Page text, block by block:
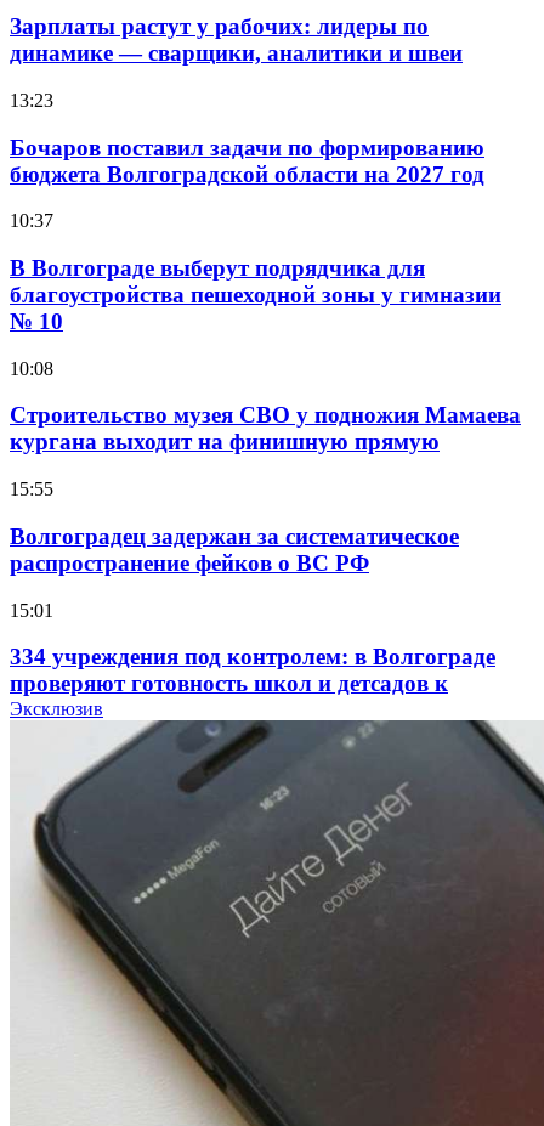
Зарплаты растут у рабочих: лидеры по
динамике — сварщики, аналитики и швеи
13:23
Бочаров поставил задачи по формированию
бюджета Волгоградской области на 2027 год
10:37
В Волгограде выберут подрядчика для
благоустройства пешеходной зоны у гимназии
№ 10
10:08
Строительство музея СВО у подножия Мамаева
кургана выходит на финишную прямую
15:55
Волгоградец задержан за систематическое
распространение фейков о ВС РФ
15:01
334 учреждения под контролем: в Волгограде
проверяют готовность школ и детсадов к
учебному году
Покушение на убийство в Волгограде: девушка
напала на незнакомую женщину с ножом
12:39
Сладкий праздник в Волгограде: в Центральном
парке прошёл фестиваль „Арбузный переполох“
Волгоградские компании нарастили экспорт:
заключены контракты на 3,6 млн долларов
Эксклюзив